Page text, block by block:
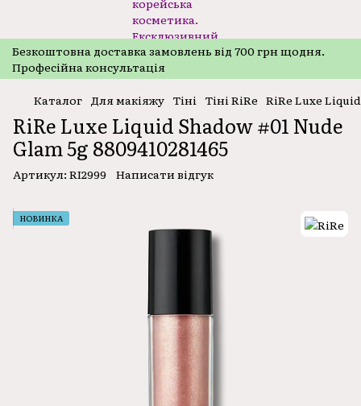
Безкоштовнa доставка замовлень від 700 грн щодня.
Професійна консультація
Каталог Для макіяжу Тіні Тіні RiRe RiRe Luxe
RiRe Luxe Liquid Shadow #01 Nude
Glam 5g 8809410281465
Артикул: RI2999 Написати відгук
НОВИНКА